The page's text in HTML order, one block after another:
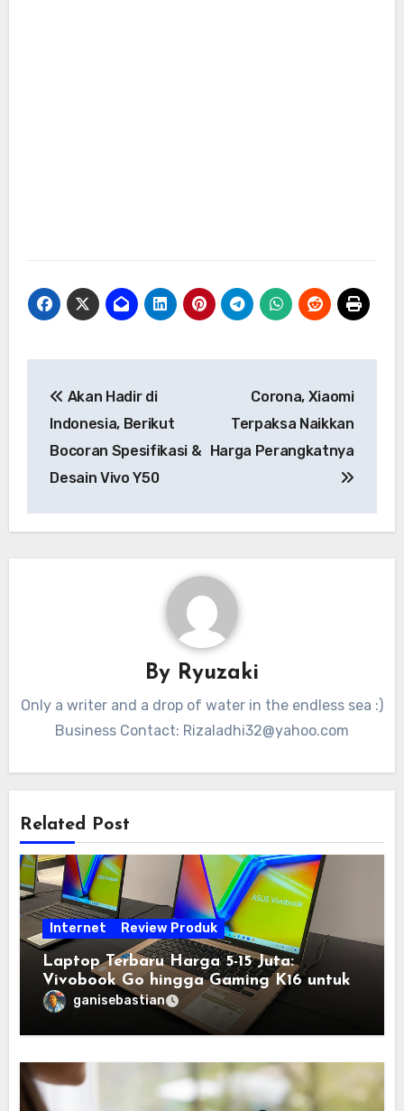
pos
Akan Hadir di
Indonesia, Berikut
Bocoran Spesifikasi &
Desain Vivo Y50
Corona, Xiaomi
Terpaksa Naikkan
Harga Perangkatnya
By Ryuzaki
Only a writer and a drop of water in the endless sea :)
Business Contact: Rizaladhi32@yahoo.com
Related Post
Internet Review Produk
Laptop Terbaru Harga 5-15 Juta:
Vivobook Go hingga Gaming K16 untuk
Semua Budget
ganisebastian